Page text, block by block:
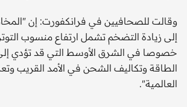
وقالت للصحافيين في فرانكفورت: إن
إلى زيادة التضخم تشمل ارتفاع منسوب
خصوصا في الشرق الأوسط التي قد تؤدي إلى
الطاقة وتكاليف الشحن في الأمد القريب
العالمية".